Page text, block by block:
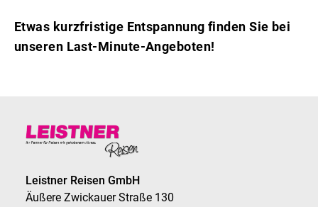
Etwas kurzfristige Entspannung finden Sie bei
unseren Last-Minute-Angeboten!
Leistner Reisen GmbH
Äußere Zwickauer Straße 130